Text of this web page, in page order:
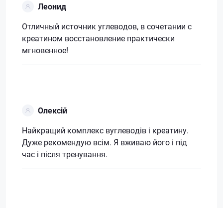
Леонид
Отличный источник углеводов, в сочетании с
креатином восстановление практически
мгновенное!
Олексій
Найкращий комплекс вуглеводів і креатину.
Дуже рекомендую всім. Я вживаю його і під
час і після тренування.